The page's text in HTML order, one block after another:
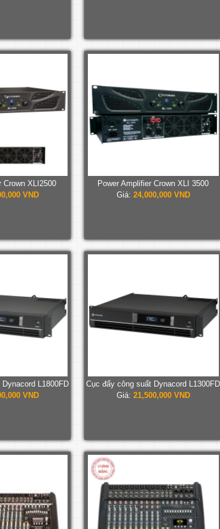
Crown XLI2500
VND
Power Amplifier Crown XLI 3500
Giá: 24,000,000 VND
L1800FD
VND
Cục đẩy công suất Dynacord L1300FD
Giá: 21,500,000 VND